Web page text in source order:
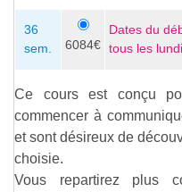
36
sem.
6084€
Dates du
tous les
Ce cours est conçu
commencer à
et sont désireux de
choisie.
Vous repartirez plus